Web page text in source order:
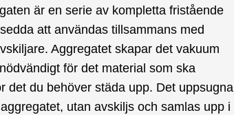
är en serie av kompletta fristående
att användas tillsammans med
Aggregatet skapar det vakuum
för det material som ska
det du behöver städa upp. Det uppsugna
utan avskiljs och samlas upp i